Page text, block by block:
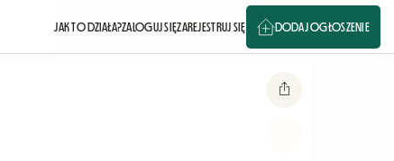
JAK TO DZIAŁA?ZALOGUJ SIĘZAREJESTRUJ SIĘ DODAJ OGŁOSZENIE